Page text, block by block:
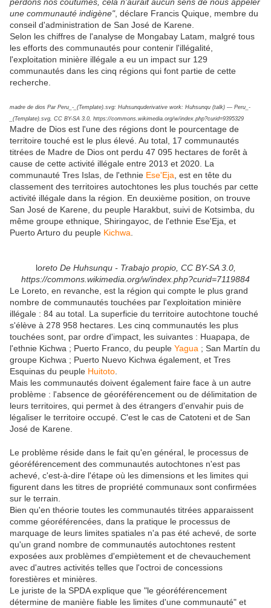
une communauté indigène", déclare Francis Quique, membre du
conseil d'administration de San José de Karene.
Selon les chiffres de l'analyse de Mongabay Latam, malgré tous
les efforts des communautés pour contenir l'illégalité,
l'exploitation minière illégale a eu un impact sur 129
communautés dans les cinq régions qui font partie de cette
recherche.
madre de dios Par Peru_-_(Template).svg: Huhsunquderivative work: Huhsunqu (talk) — Peru_-
_(Template).svg, CC BY-SA 3.0, https://commons.wikimedia.org/w/index.php?curid=9395329
Madre de Dios est l'une des régions dont le pourcentage de
territoire touché est le plus élevé. Au total, 17 communautés
titrées de Madre de Dios ont perdu 47 095 hectares de forêt à
cause de cette activité illégale entre 2013 et 2020. La
communauté Tres Islas, de l'ethnie Ese'Eja , est en tête du
classement des territoires autochtones les plus touchés par cette
activité illégale dans la région. En deuxième position, on trouve
San José de Karene, du peuple Harakbut, suivi de Kotsimba, du
même groupe ethnique, Shiringayoc, de l'ethnie Ese'Eja, et
Puerto Arturo du peuple Kichwa
loreto De Huhsunqu - Trabajo propio, CC BY-SA 3.0,
https://commons.wikimedia.org/w/index.php?curid=7119884
Le Loreto, en revanche, est la région qui compte le plus grand
nombre de communautés touchées par l'exploitation minière
illégale : 84 au total. La superficie du territoire autochtone touché
s'élève à 278 958 hectares. Les cinq communautés les plus
touchées sont, par ordre d'impact, les suivantes : Huapapa, de
l'ethnie Kichwa ; Puerto Franco, du peuple Yagua ; San Martín du
groupe Kichwa ; Puerto Nuevo Kichwa également, et Tres
Esquinas du peuple Huitoto
Mais les communautés doivent également faire face à un autre
problème : l'absence de géoréférencement ou de délimitation de
leurs territoires, qui permet à des étrangers d'envahir puis de
légaliser le territoire occupé. C'est le cas de Catoteni et de San
José de Karene.
Le problème réside dans le fait qu'en général, le processus de
géoréférencement des communautés autochtones n'est pas
achevé, c'est-à-dire l'étape où les dimensions et les limites qui
figurent dans les titres de propriété communaux sont confirmées
sur le terrain.
Bien qu'en théorie toutes les communautés titrées apparaissent
comme géoréférencées, dans la pratique le processus de
marquage de leurs limites spatiales n'a pas été achevé, de sorte
qu'un grand nombre de communautés autochtones restent
exposées aux problèmes d'empiètement et de chevauchement
avec d'autres activités telles que l'octroi de concessions
forestières et minières.
Le juriste de la SPDA explique que "le géoréférencement
détermine de manière fiable les limites d'une communauté" et